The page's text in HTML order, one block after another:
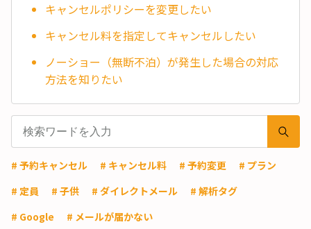
キャンセルポリシーを変更したい
キャンセル料を指定してキャンセルしたい
ノーショー（無断不泊）が発生した場合の対応
方法を知りたい
# 予約キャンセル # キャンセル料 # 予約変更
# プラン
# 定員
# 子供 # ダイレクトメール
# 解析タグ
# Google
# メールが届かない